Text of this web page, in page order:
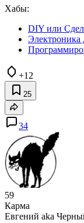
Хабы:
DIY или
+12
25
34
59
Карма
Евгений aka